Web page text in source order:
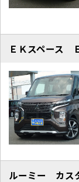
ＥＫスペース
ルーミー カス